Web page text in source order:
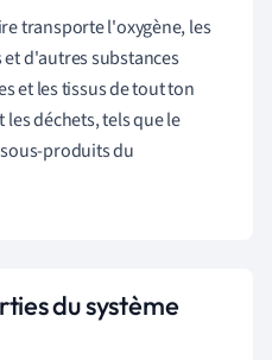
transporte l'oxygène, les
d'autres substances
et les tissus de tout ton
les déchets, tels que le
produits du
du système